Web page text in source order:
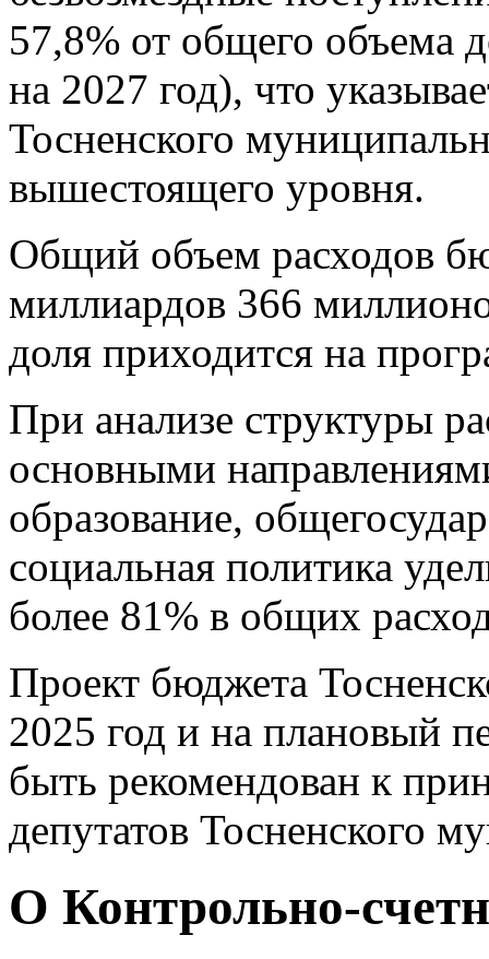
57,8% от общего объема
на 2027 год), что
Тосненского
вышестоящего уровня.
Общий объем расходов
миллиардов 366
доля приходится на
При анализе структуры
основными
образование,
социальная политика
более 81% в общих
Проект бюджета
2025 год и на плановый
быть рекомендован к
депутатов Тосненского
О Контрольно-